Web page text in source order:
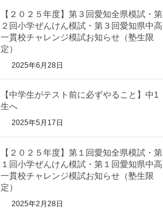
【２０２５年度】第３回愛知全県模試・第
２回小学ぜんけん模試・第３回愛知県中高
一貫校チャレンジ模試お知らせ（塾生限
定）
2025年6月28日
【中学生がテスト前に必ずやること】中1
生へ
2025年5月17日
【２０２５年度】第１回愛知全県模試・第
１回小学ぜんけん模試・第１回愛知県中高
一貫校チャレンジ模試お知らせ（塾生限
定）
2025年2月28日